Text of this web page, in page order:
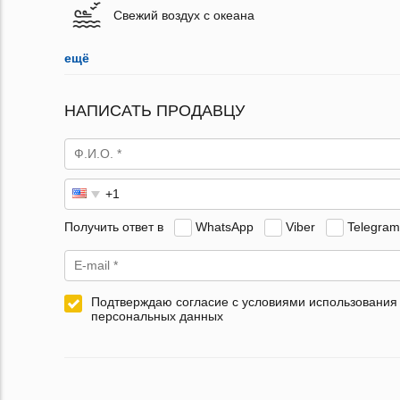
Свежий воздух с океана
ещё
НАПИСАТЬ ПРОДАВЦУ
Получить ответ в WhatsApp Viber Telegram
Подтверждаю согласие с условиями использования
персональных данных